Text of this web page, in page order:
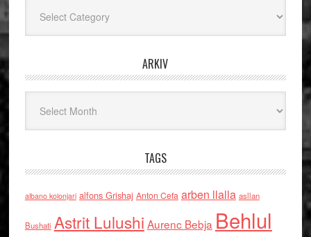
ARKIV
TAGS
albano kolonjari alfons Grishaj Anton Cefa arben llalla asllan
Bushati Astrit Lulushi Aurenc Bebja Behlul